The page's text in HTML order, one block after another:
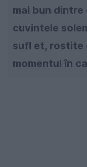
mai bun dintre
cuvintele
sufl et, rostite
momentul în